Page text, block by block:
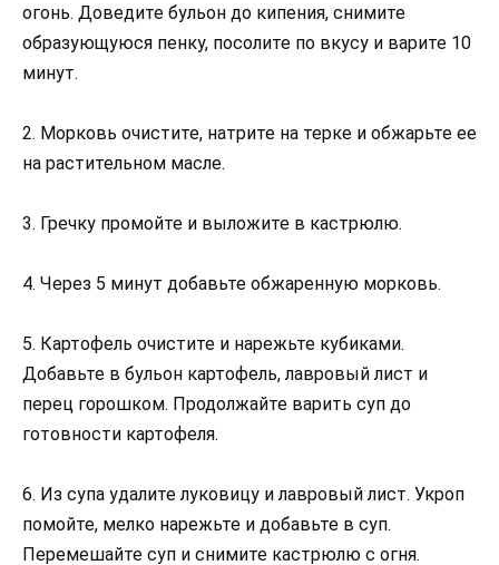
огонь. Доведите бульон до кипения, снимите
образующуюся пенку, посолите по вкусу и варите 10
минут.
2. Морковь очистите, натрите на терке и обжарьте ее
на растительном масле.
3. Гречку промойте и выложите в кастрюлю.
4. Через 5 минут добавьте обжаренную морковь.
5. Картофель очистите и нарежьте кубиками.
Добавьте в бульон картофель, лавровый лист и
перец горошком. Продолжайте варить суп до
готовности картофеля.
6. Из супа удалите луковицу и лавровый лист. Укроп
помойте, мелко нарежьте и добавьте в суп.
Перемешайте суп и снимите кастрюлю с огня.